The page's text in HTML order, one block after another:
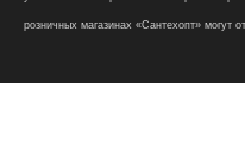
розничных магазинах «Сантехопт» могут